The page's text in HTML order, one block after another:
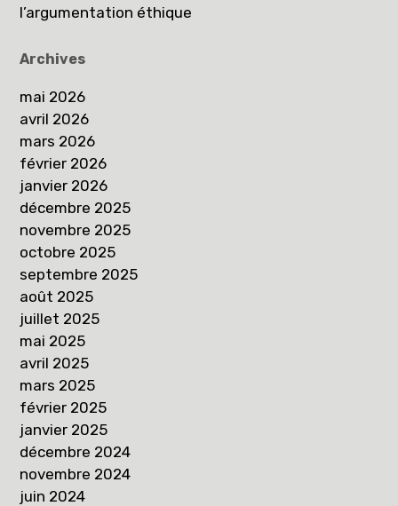
l’argumentation éthique
Archives
mai 2026
avril 2026
mars 2026
février 2026
janvier 2026
décembre 2025
novembre 2025
octobre 2025
septembre 2025
août 2025
juillet 2025
mai 2025
avril 2025
mars 2025
février 2025
janvier 2025
décembre 2024
novembre 2024
juin 2024